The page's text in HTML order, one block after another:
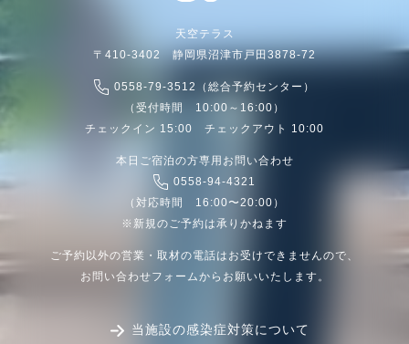
天空テラス
〒410-3402 静岡県沼津市戸田3878-72
0558-79-3512（総合予約センター）
（受付時間 10:00～16:00）
チェックイン 15:00 チェックアウト 10:00
本日ご宿泊の方専用お問い合わせ
0558-94-4321
（対応時間 16:00〜20:00）
※新規のご予約は承りかねます
ご予約以外の営業・取材の電話はお受けできませんので、
お問い合わせフォームからお願いいたします。
当施設の感染症対策について